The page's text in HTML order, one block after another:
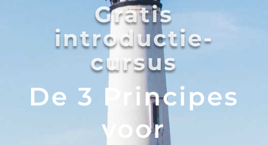
Gratis
introductie-
cursus
De 3 Principes
voor